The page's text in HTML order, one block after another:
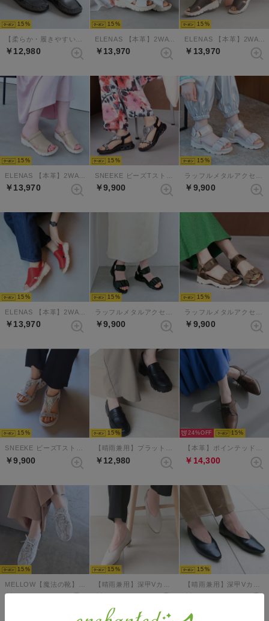
15
￥12,980
15
ELENAS 【本革】2WAYミュールスリングバックサンダル （ホワイト）
￥13,970
15
￥13,970
15
ELENAS 【本革】2WAYミュールスリングバックサンダル （ベージュ）
￥13,970
15
￥9,900
15
￥9,900
15
ELENAS 【本革】2WAYミュールスリングバックサンダル （レッド）
￥13,970
15
￥9,900
15
￥9,900
15
SNEEKE ビーズTストラップバックゴムエアリーソールスニーカーサンダル （シルバー）
￥9,900
15
【晴雨兼用】プラットフォームペニーローファー （ブラック）
￥12,980
24% 15
【本革】ポインテッドレースアップシューズ （チョコレート）
￥14,300
15
￥13,970
15
￥12,980
15
￥12,980
予約